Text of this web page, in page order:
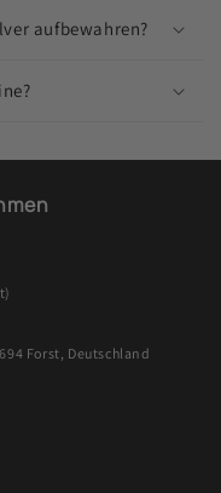
aufbewahren?
Forst, Deutschland